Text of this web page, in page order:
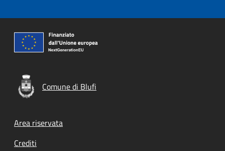
Comune di Blufi
Footer menu
Area riservata
Crediti